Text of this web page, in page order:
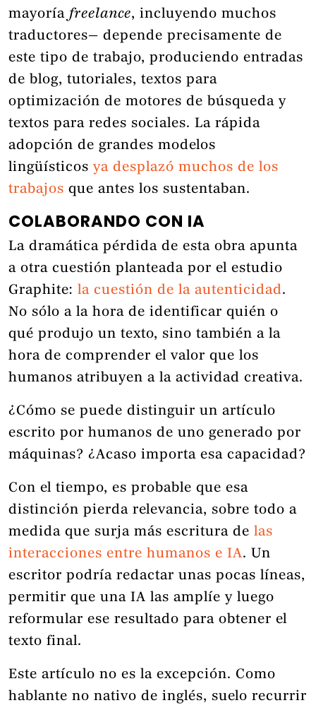
mayoría freelance, incluyendo muchos
traductores— depende precisamente de
este tipo de trabajo, produciendo entradas
de blog, tutoriales, textos para
optimización de motores de búsqueda y
textos para redes sociales. La rápida
adopción de grandes modelos
lingüísticos ya desplazó muchos de los
trabajos que antes los sustentaban.
COLABORANDO CON IA
La dramática pérdida de esta obra apunta
a otra cuestión planteada por el estudio
Graphite: la cuestión de la autenticidad.
No sólo a la hora de identificar quién o
qué produjo un texto, sino también a la
hora de comprender el valor que los
humanos atribuyen a la actividad creativa.
¿Cómo se puede distinguir un artículo
escrito por humanos de uno generado por
máquinas? ¿Acaso importa esa capacidad?
Con el tiempo, es probable que esa
distinción pierda relevancia, sobre todo a
medida que surja más escritura de las
interacciones entre humanos e IA. Un
escritor podría redactar unas pocas líneas,
permitir que una IA las amplíe y luego
reformular ese resultado para obtener el
texto final.
Este artículo no es la excepción. Como
hablante no nativo de inglés, suelo recurrir